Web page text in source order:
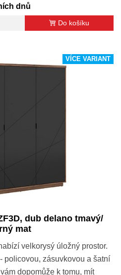
dnů
Do košíku
VÍCE VARIANT
dub delano tmavý/
mat
velkorysý úložný prostor.
policovou, zásuvkovou a šatní
dopomůže k tomu, mít